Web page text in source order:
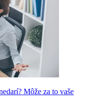
Môže za to vaše